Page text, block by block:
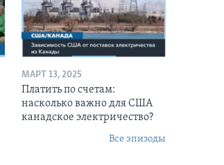
МАРТ 13, 2025
Платить по счетам:
насколько важно для США
канадское электричество?
Все эпизоды